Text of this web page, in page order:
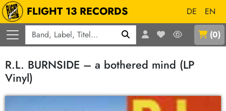
FLIGHT 13 RECORDS DE
EN
(0)
R.L. BURNSIDE – a bothered mind (LP
Vinyl)